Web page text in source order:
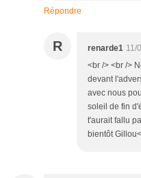
Répondre
R renarde1 11/
<br /> <br />
devant
avec nous
soleil de fin
t'aurait fallu
bientôt